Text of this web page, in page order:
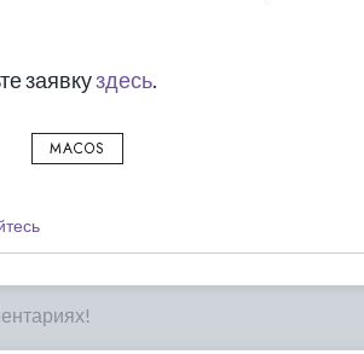
заявкуздесь.
MACOS